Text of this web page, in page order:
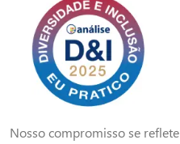
Nosso compromisso se